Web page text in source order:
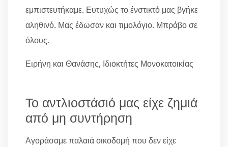
εμπιστευτήκαμε. Ευτυχώς το ένστικτό μας βγήκε
αληθινό. Μας έδωσαν και τιμολόγιο. Μπράβο σε
όλους.
Ειρήνη και Θανάσης, Ιδιοκτήτες Μονοκατοικίας
Το αντλιοστάσιό μας είχε ζημιά
από μη συντήρηση
Αγοράσαμε παλαιά οικοδομή που δεν είχε